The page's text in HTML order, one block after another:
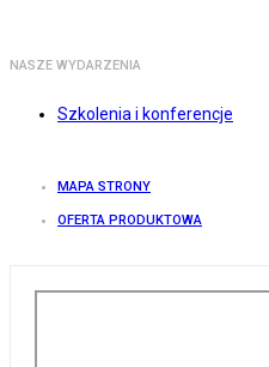
NASZE WYDARZENIA
Szkolenia i konferencje
MAPA STRONY
OFERTA PRODUKTOWA